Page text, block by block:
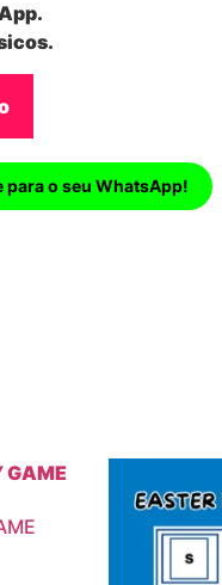
para o seu WhatsApp!